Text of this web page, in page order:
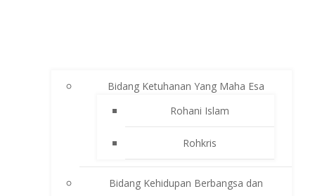
Bidang Ketuhanan Yang Maha Esa
Rohani Islam
Rohkris
Bidang Kehidupan Berbangsa dan